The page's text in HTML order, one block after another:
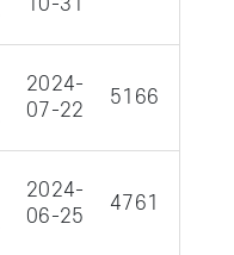
10-31
2024-
07-22
5166
2024-
06-25
4761